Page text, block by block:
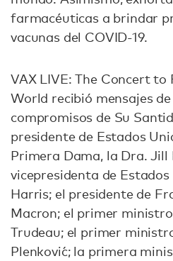
farmacéuticas a brindar
vacunas del COVID-19.
VAX LIVE: The Concert to
World recibió mensajes
compromisos de Su
presidente de Estados
Primera Dama, la Dra. Jill
vicepresidenta de
Harris; el presidente de
Macron; el primer
Trudeau; el primer
Plenković; la primera